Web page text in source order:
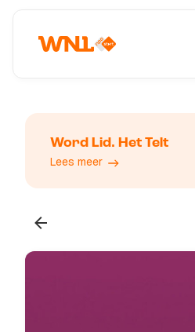
Word Lid. Het Telt
Lees meer